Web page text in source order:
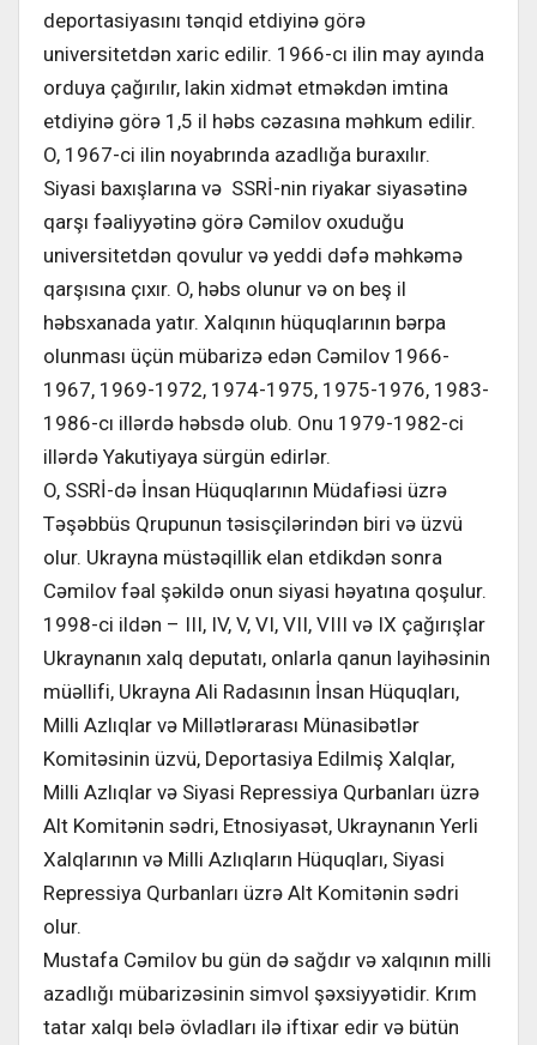
deportasiyasını tənqid etdiyinə görə
universitetdən xaric edilir. 1966-cı ilin may ayında
orduya çağırılır, lakin xidmət etməkdən imtina
etdiyinə görə 1,5 il həbs cəzasına məhkum edilir.
O, 1967-ci ilin noyabrında azadlığa buraxılır.
Siyasi baxışlarına və SSRİ-nin riyakar siyasətinə
qarşı fəaliyyətinə görə Cəmilov oxuduğu
universitetdən qovulur və yeddi dəfə məhkəmə
qarşısına çıxır. O, həbs olunur və on beş il
həbsxanada yatır. Xalqının hüquqlarının bərpa
olunması üçün mübarizə edən Cəmilov 1966-
1967, 1969-1972, 1974-1975, 1975-1976, 1983-
1986-cı illərdə həbsdə olub. Onu 1979-1982-ci
illərdə Yakutiyaya sürgün edirlər.
O, SSRİ-də İnsan Hüquqlarının Müdafiəsi üzrə
Təşəbbüs Qrupunun təsisçilərindən biri və üzvü
olur. Ukrayna müstəqillik elan etdikdən sonra
Cəmilov fəal şəkildə onun siyasi həyatına qoşulur.
1998-ci ildən – III, IV, V, VI, VII, VIII və IX çağırışlar
Ukraynanın xalq deputatı, onlarla qanun layihəsinin
müəllifi, Ukrayna Ali Radasının İnsan Hüquqları,
Milli Azlıqlar və Millətlərarası Münasibətlər
Komitəsinin üzvü, Deportasiya Edilmiş Xalqlar,
Milli Azlıqlar və Siyasi Repressiya Qurbanları üzrə
Alt Komitənin sədri, Etnosiyasət, Ukraynanın Yerli
Xalqlarının və Milli Azlıqların Hüquqları, Siyasi
Repressiya Qurbanları üzrə Alt Komitənin sədri
olur.
Mustafa Cəmilov bu gün də sağdır və xalqının milli
azadlığı mübarizəsinin simvol şəxsiyyətidir. Krım
tatar xalqı belə övladları ilə iftixar edir və bütün